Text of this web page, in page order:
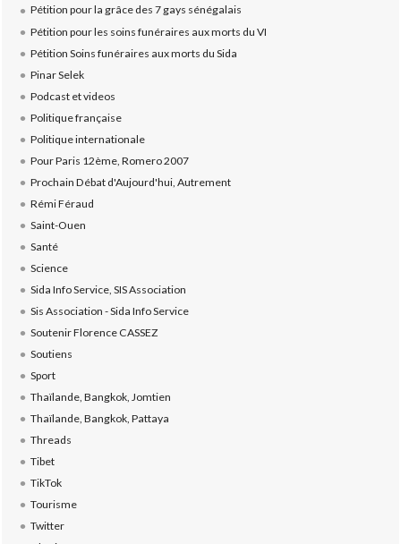
Pétition pour la grâce des 7 gays sénégalais
Pétition pour les soins funéraires aux morts du VI
Pétition Soins funéraires aux morts du Sida
Pinar Selek
Podcast et videos
Politique française
Politique internationale
Pour Paris 12ème, Romero 2007
Prochain Débat d'Aujourd'hui, Autrement
Rémi Féraud
Saint-Ouen
Santé
Science
Sida Info Service, SIS Association
Sis Association - Sida Info Service
Soutenir Florence CASSEZ
Soutiens
Sport
Thaïlande, Bangkok, Jomtien
Thaïlande, Bangkok, Pattaya
Threads
Tibet
TikTok
Tourisme
Twitter